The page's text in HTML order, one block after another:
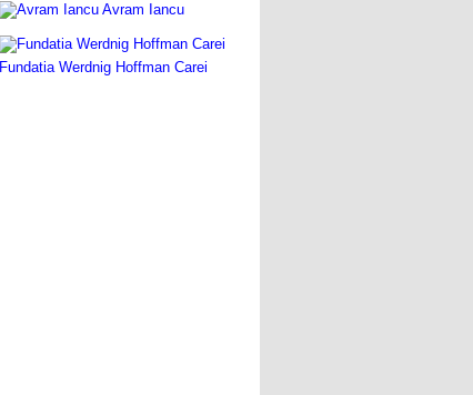
Avram Iancu
Fundatia Werdnig Hoffman Carei